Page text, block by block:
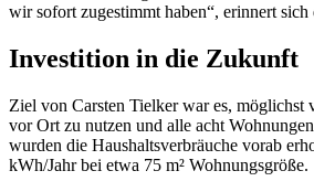
wir sofort zugestimmt haben“, erinnert sich
Investition in die Zukunft
Ziel von Carsten Tielker war es, möglichst
vor Ort zu nutzen und alle acht
wurden die Haushaltsverbräuche vorab
kWh/Jahr bei etwa 75 m² Wohnungsgröße.